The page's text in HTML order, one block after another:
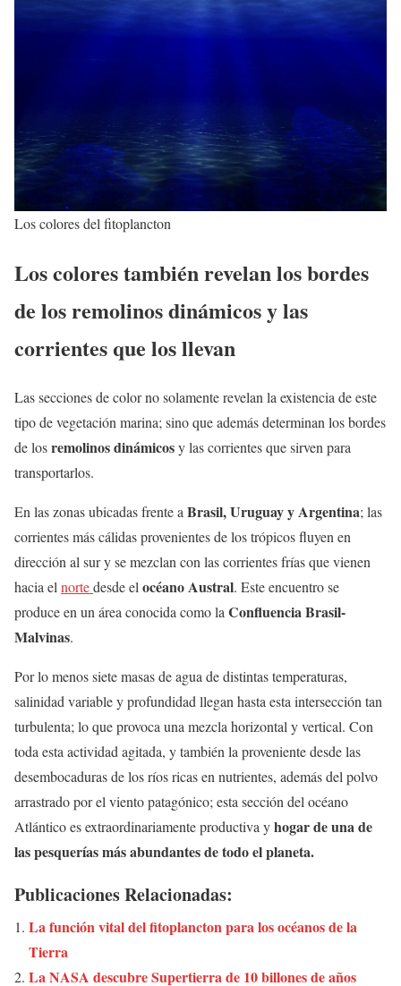
Los colores del fitoplancton
Los colores también revelan los bordes
de los remolinos dinámicos y las
corrientes que los llevan
Las secciones de color no solamente revelan la existencia de este
tipo de vegetación marina; sino que además determinan los bordes
de losremolinos dinámicosy las corrientes que sirven para
transportarlos.
En las zonas ubicadas frente aBrasil, Uruguay y Argentina; las
corrientes más cálidas provenientes de los trópicos fluyen en
dirección al sur y se mezclan con las corrientes frías que vienen
hacia elnortedesde elocéano Austral. Este encuentro se
produce en un área conocida como laConfluencia Brasil-
Malvinas.
Por lo menos siete masas de agua de distintas temperaturas,
salinidad variable y profundidad llegan hasta esta intersección tan
turbulenta; lo que provoca una mezcla horizontal y vertical. Con
toda esta actividad agitada, y también la proveniente desde las
desembocaduras de los ríos ricas en nutrientes, además del polvo
arrastrado por el viento patagónico; esta sección del océano
Atlántico es extraordinariamente productiva yhogar de una de
las pesquerías más abundantes de todo el planeta.
Publicaciones Relacionadas:
La función vital del fitoplancton para los océanos de la
Tierra
La NASA descubre Supertierra de 10 billones de años